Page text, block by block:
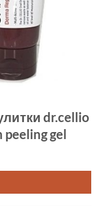
dr.cellio
gel